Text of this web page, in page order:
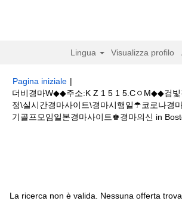
Lingua Visualizza profilo
Pagina iniziale |
더비경마W◆◆주소:K Z 1 5 1 5.CㅇM◆◆검빛
정\실시간경마사이트\경마시행일☂코로나경
기골프모임일본경마사이트♚경마의신 in
La ricerca non è valida. Nessuna offerta